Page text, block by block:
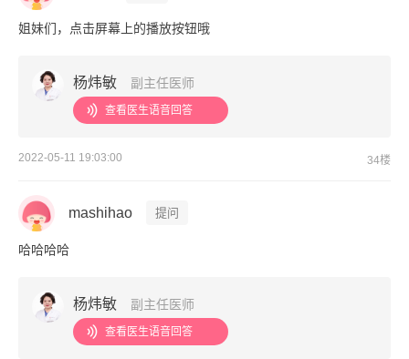
姐妹们，点击屏幕上的播放按钮哦
杨炜敏 副主任医师
查看医生语音回答
2022-05-11 19:03:00 34楼
mashihao 提问
哈哈哈哈
杨炜敏 副主任医师
查看医生语音回答